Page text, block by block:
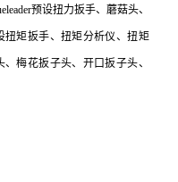
预设扭力扳手、蘑菇头、
扭矩扳手、扭矩分析仪、扭矩
梅花扳子头、开口扳子头、